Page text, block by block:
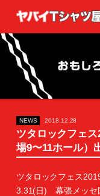
NEWS 2018.12.28
ツタロックフェ
場9〜11ホール）
ツタロックフェス
3.31(日) 幕張メッセ